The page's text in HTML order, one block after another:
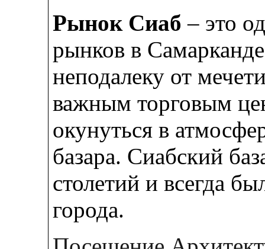
Рынок Сиаб – это
рынков в
неподалеку от
важным торговым
окунуться в
базара. Сиабский
столетий и всегда
города.